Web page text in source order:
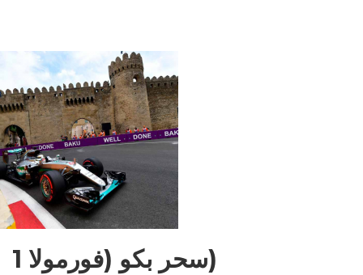
(سحر بكو (فورمولا 1